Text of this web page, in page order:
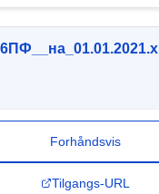
Forhåndsvis
Tilgangs-URL